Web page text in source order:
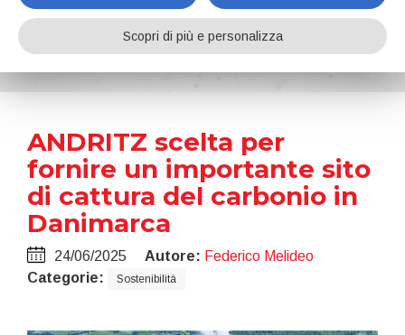
News
Home Notizie ANDRITZ scelta per fornire un importante sito di cattura del carbonio in Danimarca
ANDRITZ scelta per
fornire un importante sito
di cattura del carbonio in
Danimarca
24/06/2025 Autore: Federico Melideo
Categorie:
Sostenibilità
Scopri di più e personalizza